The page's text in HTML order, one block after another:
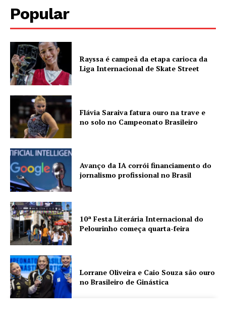
Popular
Rayssa é campeã da etapa carioca da
Liga Internacional de Skate Street
Flávia Saraiva fatura ouro na trave e
no solo no Campeonato Brasileiro
Avanço da IA corrói financiamento do
jornalismo profissional no Brasil
10ª Festa Literária Internacional do
Pelourinho começa quarta-feira
Lorrane Oliveira e Caio Souza são ouro
no Brasileiro de Ginástica